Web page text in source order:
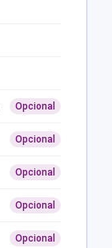
Opcional
Opcional
Opcional
Opcional
Opcional